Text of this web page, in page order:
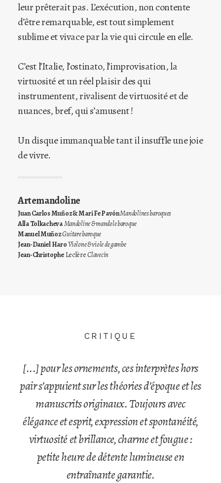
leur prêterait pas. L’exécution, non contente
d’être remarquable, est tout simplement
sublime et vivace par la vie qui circule en elle.
C’est l’Italie, l’ostinato, l’improvisation, la
virtuosité et un réel plaisir des qui
instrumentent, rivalisent de virtuosité et de
nuances, bref, qui s’amusent !
Un disque immanquable tant il insuffle une joie
de vivre.
Artemandoline
Juan Carlos Muñoz & Mari Fe PavónMandolines baroques
Alla TolkachevaMandoline & mandole baroque
Manuel MuñozGuitare baroque
Jean-Daniel HaroViolone & viole de gambe
Jean-ChristopheLeclèreClavecin
CRITIQUE
[...] pour les ornements, ces interprètes hors
pair s’appuient sur les théories d’époque et les
manuscrits originaux. Toujours avec
élégance et esprit, expression et spontanéité,
virtuosité et brillance, charme et fougue :
petite heure de détente lumineuse en
entraînante garantie.